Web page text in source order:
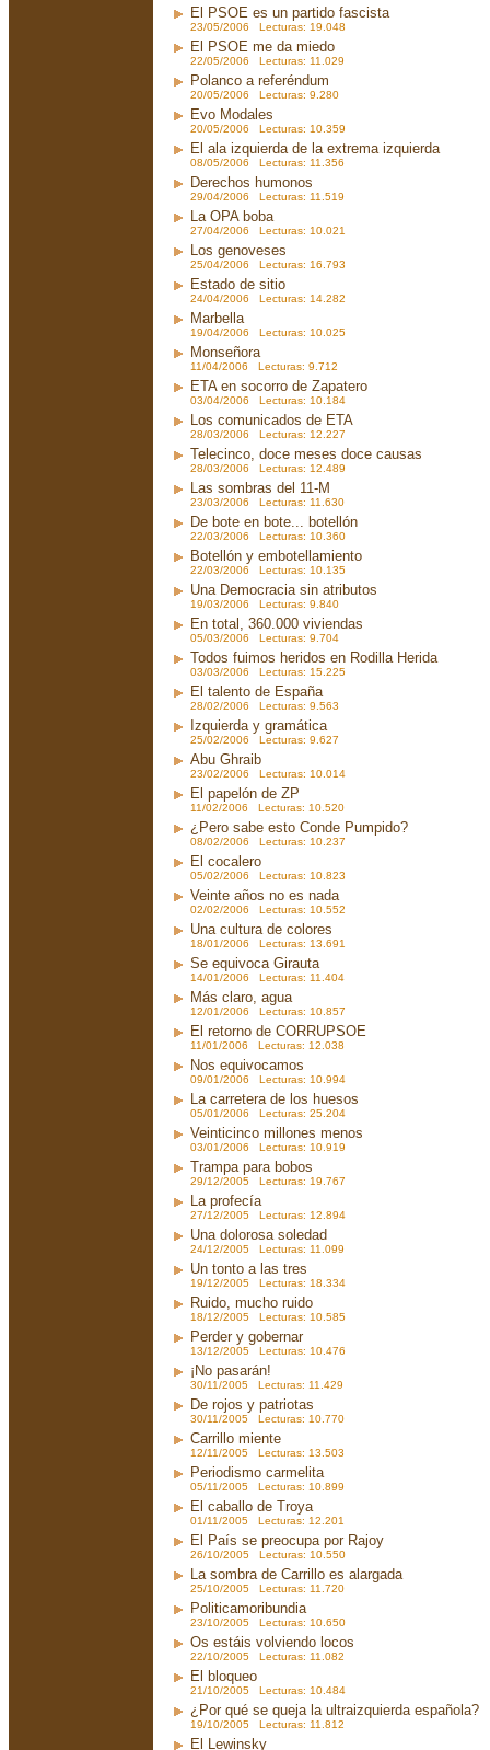
El PSOE es un partido fascista
23/05/2006 Lecturas: 19.048
El PSOE me da miedo
22/05/2006 Lecturas: 11.029
Polanco a referéndum
20/05/2006 Lecturas: 9.280
Evo Modales
20/05/2006 Lecturas: 10.359
El ala izquierda de la extrema izquierda
08/05/2006 Lecturas: 11.356
Derechos humonos
29/04/2006 Lecturas: 11.519
La OPA boba
27/04/2006 Lecturas: 10.021
Los genoveses
25/04/2006 Lecturas: 16.793
Estado de sitio
24/04/2006 Lecturas: 14.282
Marbella
19/04/2006 Lecturas: 10.025
Monseñora
11/04/2006 Lecturas: 9.712
ETA en socorro de Zapatero
03/04/2006 Lecturas: 10.184
Los comunicados de ETA
28/03/2006 Lecturas: 12.227
Telecinco, doce meses doce causas
28/03/2006 Lecturas: 12.489
Las sombras del 11-M
23/03/2006 Lecturas: 11.630
De bote en bote... botellón
22/03/2006 Lecturas: 10.360
Botellón y embotellamiento
22/03/2006 Lecturas: 10.135
Una Democracia sin atributos
19/03/2006 Lecturas: 9.840
En total, 360.000 viviendas
05/03/2006 Lecturas: 9.704
Todos fuimos heridos en Rodilla Herida
03/03/2006 Lecturas: 15.225
El talento de España
28/02/2006 Lecturas: 9.563
Izquierda y gramática
25/02/2006 Lecturas: 9.627
Abu Ghraib
23/02/2006 Lecturas: 10.014
El papelón de ZP
11/02/2006 Lecturas: 10.520
¿Pero sabe esto Conde Pumpido?
08/02/2006 Lecturas: 10.237
El cocalero
05/02/2006 Lecturas: 10.823
Veinte años no es nada
02/02/2006 Lecturas: 10.552
Una cultura de colores
18/01/2006 Lecturas: 13.691
Se equivoca Girauta
14/01/2006 Lecturas: 11.404
Más claro, agua
12/01/2006 Lecturas: 10.857
El retorno de CORRUPSOE
11/01/2006 Lecturas: 12.038
Nos equivocamos
09/01/2006 Lecturas: 10.994
La carretera de los huesos
05/01/2006 Lecturas: 25.204
Veinticinco millones menos
03/01/2006 Lecturas: 10.919
Trampa para bobos
29/12/2005 Lecturas: 19.767
La profecía
27/12/2005 Lecturas: 12.894
Una dolorosa soledad
24/12/2005 Lecturas: 11.099
Un tonto a las tres
19/12/2005 Lecturas: 18.334
Ruido, mucho ruido
18/12/2005 Lecturas: 10.585
Perder y gobernar
13/12/2005 Lecturas: 10.476
¡No pasarán!
30/11/2005 Lecturas: 11.429
De rojos y patriotas
30/11/2005 Lecturas: 10.770
Carrillo miente
12/11/2005 Lecturas: 13.503
Periodismo carmelita
05/11/2005 Lecturas: 10.899
El caballo de Troya
01/11/2005 Lecturas: 12.201
El País se preocupa por Rajoy
26/10/2005 Lecturas: 10.550
La sombra de Carrillo es alargada
25/10/2005 Lecturas: 11.720
Politicamoribundia
23/10/2005 Lecturas: 10.650
Os estáis volviendo locos
22/10/2005 Lecturas: 11.082
El bloqueo
21/10/2005 Lecturas: 10.484
¿Por qué se queja la ultraizquierda española?
19/10/2005 Lecturas: 11.812
El Lewinsky